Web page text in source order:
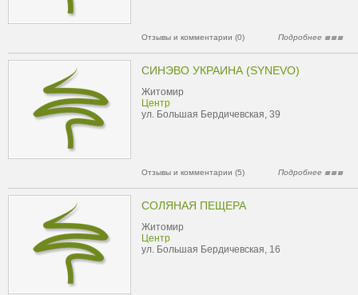
Отзывы и комментарии (0) Подробнее
СИНЭВО УКРАИНА (SYNEVO)
Житомир
Центр
ул. Большая Бердичевская, 39
Отзывы и комментарии (5) Подробнее
СОЛЯНАЯ ПЕЩЕРА
Житомир
Центр
ул. Большая Бердичевская, 16